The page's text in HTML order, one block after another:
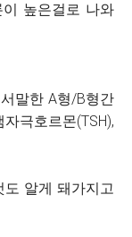
높은걸로 나와
말한 A형/B형간
극호르몬(TSH),
도 알게 돼가지고